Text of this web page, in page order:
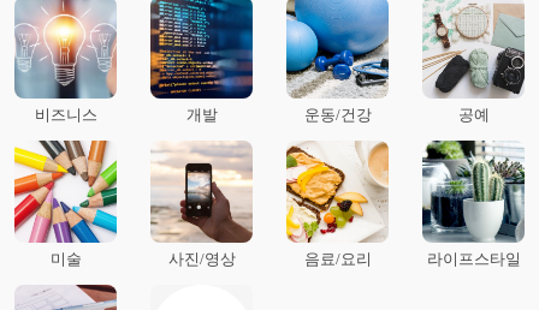
비즈니스 개발 운동/건강 공예
미술 사진/영상 음료/요리 라이프스타일